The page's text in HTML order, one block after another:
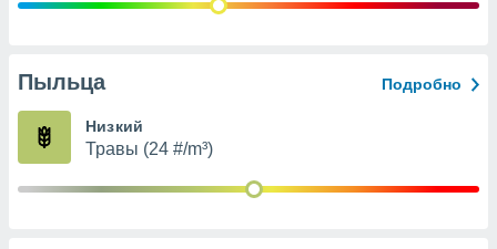
Пыльца Подробно
Низкий
Травы (24 #/m³)